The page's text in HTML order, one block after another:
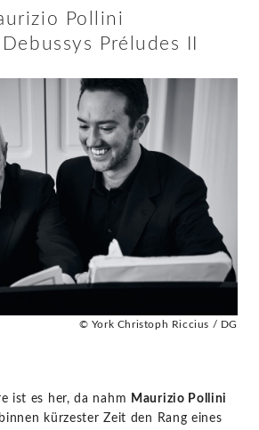
Pollini
Préludes II
© York Christoph Riccius / DG
ist es her, da nahm Maurizio Pollini
kürzester Zeit den Rang eines